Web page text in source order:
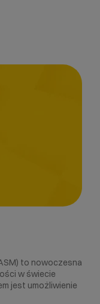
to nowoczesna
w świecie
jest umożliwienie